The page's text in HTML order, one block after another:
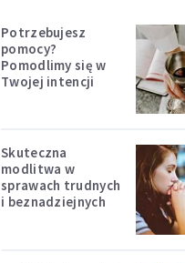
Potrzebujesz
pomocy?
Pomodlimy się w
Twojej intencji
Skuteczna
modlitwa w
sprawach trudnych
i beznadziejnych